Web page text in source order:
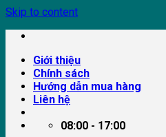
Skip to content
Giới thiệu
Chính sách
Hướng dẫn mua hàng
Liên hệ
08:00 - 17:00